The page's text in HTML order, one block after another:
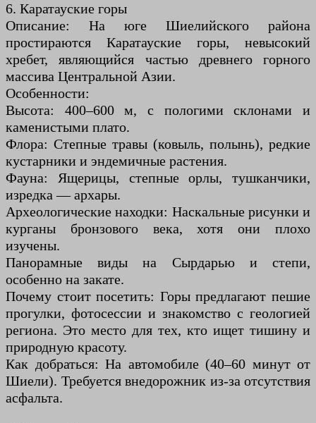
6. Каратауские горы
Описание: На юге Шиелийского района
простираются Каратауские горы, невысокий
хребет, являющийся частью древнего горного
массива Центральной Азии.
Особенности:
Высота: 400–600 м, с пологими склонами и
каменистыми плато.
Флора: Степные травы (ковыль, полынь), редкие
кустарники и эндемичные растения.
Фауна: Ящерицы, степные орлы, тушканчики,
изредка — архары.
Археологические находки: Наскальные рисунки и
курганы бронзового века, хотя они плохо
изучены.
Панорамные виды на Сырдарью и степи,
особенно на закате.
Почему стоит посетить: Горы предлагают пешие
прогулки, фотосессии и знакомство с геологией
региона. Это место для тех, кто ищет тишину и
природную красоту.
Как добраться: На автомобиле (40–60 минут от
Шиели). Требуется внедорожник из-за отсутствия
асфальта.